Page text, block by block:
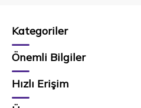
Kategoriler
Önemli Bilgiler
Hızlı Erişim